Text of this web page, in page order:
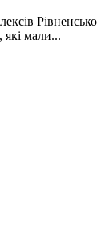
які мали...